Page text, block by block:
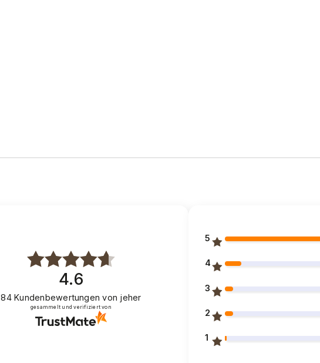
4.6
84Kundenbewertungenvon jeher
gesammelt und verifiziert von
5
4
3
2
1